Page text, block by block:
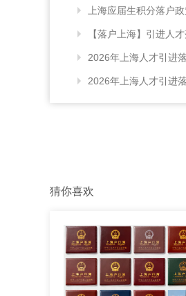
上海应届生积分落户
【落户上海】引进人
2026年上海人才引进
2026年上海人才引进
猜你喜欢